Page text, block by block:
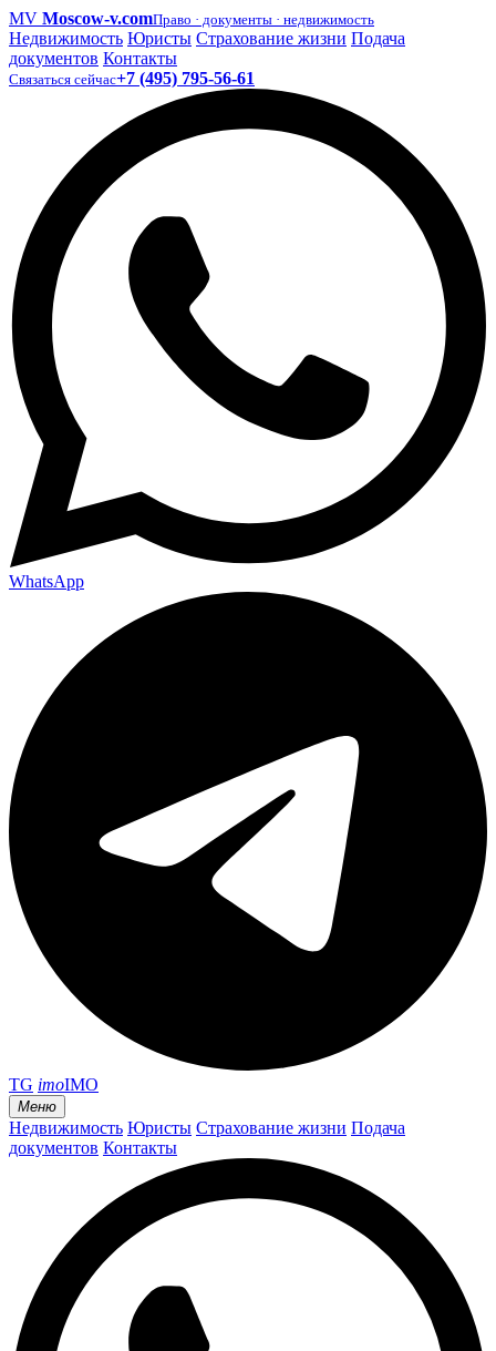
MV Moscow-v.comПраво · документы · недвижимость
Недвижимость Юристы Страхование жизни Подача
документов Контакты
Связаться сейчас+7 (495) 795-56-61
WhatsApp
TG imoIMO
Меню
Недвижимость Юристы Страхование жизни Подача
документов Контакты